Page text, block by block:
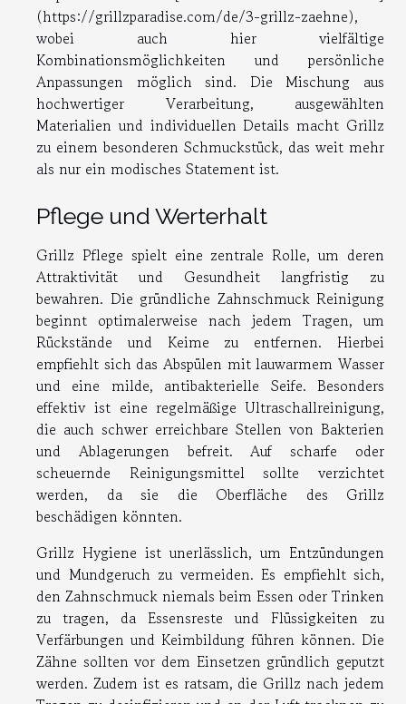
(https://grillzparadise.com/de/3-grillz-zaehne),
wobei auch hier vielfältige
Kombinationsmöglichkeiten und persönliche
Anpassungen möglich sind. Die Mischung aus
hochwertiger Verarbeitung, ausgewählten
Materialien und individuellen Details macht Grillz
zu einem besonderen Schmuckstück, das weit mehr
als nur ein modisches Statement ist.
Pflege und Werterhalt
Grillz Pflege spielt eine zentrale Rolle, um deren
Attraktivität und Gesundheit langfristig zu
bewahren. Die gründliche Zahnschmuck Reinigung
beginnt optimalerweise nach jedem Tragen, um
Rückstände und Keime zu entfernen. Hierbei
empfiehlt sich das Abspülen mit lauwarmem Wasser
und eine milde, antibakterielle Seife. Besonders
effektiv ist eine regelmäßige Ultraschallreinigung,
die auch schwer erreichbare Stellen von Bakterien
und Ablagerungen befreit. Auf scharfe oder
scheuernde Reinigungsmittel sollte verzichtet
werden, da sie die Oberfläche des Grillz
beschädigen könnten.
Grillz Hygiene ist unerlässlich, um Entzündungen
und Mundgeruch zu vermeiden. Es empfiehlt sich,
den Zahnschmuck niemals beim Essen oder Trinken
zu tragen, da Essensreste und Flüssigkeiten zu
Verfärbungen und Keimbildung führen können. Die
Zähne sollten vor dem Einsetzen gründlich geputzt
werden. Zudem ist es ratsam, die Grillz nach jedem